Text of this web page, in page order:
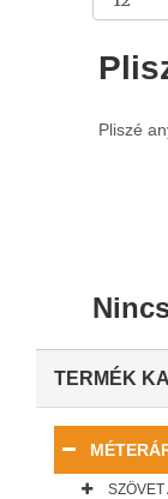
Pliszé
TERMÉK
SZÖVET